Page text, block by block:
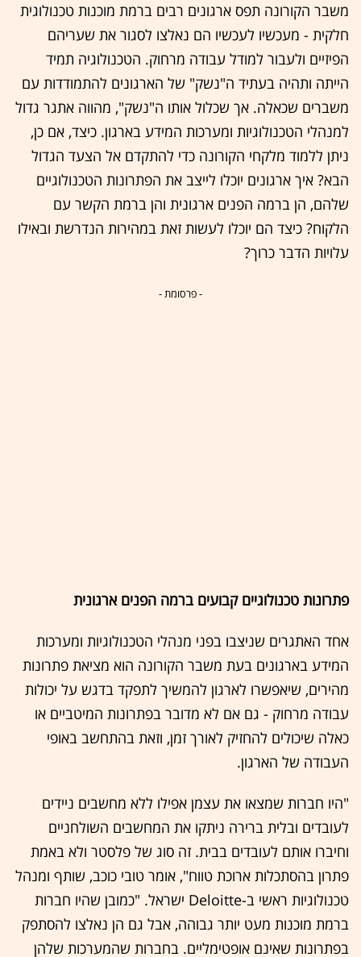
משבר הקורונה תפס ארגונים רבים ברמת מוכנות טכנולוגית
חלקית - מעכשיו לעכשיו הם נאלצו לסגור את שעריהם
הפיזיים ולעבור למודל עבודה מרחוק. הטכנולוגיה תמיד
הייתה ותהיה בעתיד ה"נשק" של הארגונים להתמודדות עם
משברים שכאלה. אך שכלול אותו ה"נשק", מהווה אתגר גדול
למנהלי הטכנולוגיות ומערכות המידע בארגון. כיצד, אם כן,
ניתן ללמוד מלקחי הקורונה כדי להתקדם אל הצעד הגדול
הבא? איך ארגונים יוכלו לייצב את הפתרונות הטכנולוגיים
שלהם, הן ברמה הפנים ארגונית והן ברמת הקשר עם
הלקוח? כיצד הם יוכלו לעשות זאת במהירות הנדרשת ובאילו
עלויות הדבר כרוך?
- פרסומת -
פתרונות טכנולוגיים קבועים ברמה הפנים ארגונית
אחד האתגרים שניצבו בפני מנהלי הטכנולוגיות ומערכות
המידע בארגונים בעת משבר הקורונה הוא מציאת פתרונות
מהירים, שיאפשרו לארגון להמשיך לתפקד בדגש על יכולות
עבודה מרחוק - גם אם לא מדובר בפתרונות המיטביים או
כאלה שיכולים להחזיק לאורך זמן, וזאת בהתחשב באופי
העבודה של הארגון.
"היו חברות שמצאו את עצמן אפילו ללא מחשבים ניידים
לעובדים ובלית ברירה ניתקו את המחשבים השולחניים
וחיברו אותם לעובדים בבית. זה סוג של פלסטר ולא באמת
פתרון בהסתכלות ארוכת טווח", אומר טובי כוכב, שותף ומנהל
טכנולוגיות ראשי ב-Deloitte ישראל. "כמובן שהיו חברות
ברמת מוכנות מעט יותר גבוהה, אבל גם הן נאלצו להסתפק
בפתרונות שאינם אופטימליים. בחברות שהמערכות שלהן